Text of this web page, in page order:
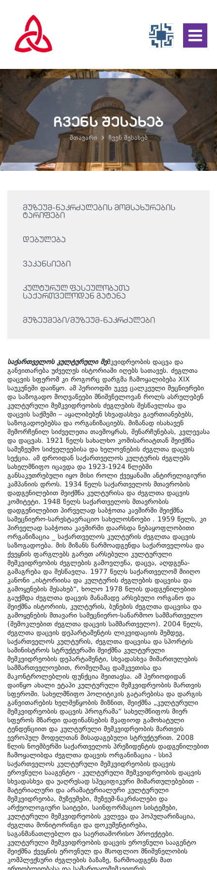
ჩვენს შესახებ
მთავარი ჩვენ შესახებ
მუზეუმ-ნაკრძალების მომსახურების
ტარიფები
დებულება
ვაკანსიები
კულტურულ ფასეულობათა
საქართველოდან გატანა
მუზეუმები/მუზეუმ-ნაკრძალები
საქართველოს კულტურული მემკვიდრეობის დაცვა და
განვითარება უძველეს ისტორიაში იღებს სათავეს. ძეგლთა
დაცვის სფერომ კი როგორც დარგმა ჩამოყალიბება XIX
საუკუნეში დაიწყო. ამ პერიოდში უკვე ცალკეული მეცნიერები
და საზოგადო მოღვაწეები მნიშვნელოვან როლს ასრულებენ
კულტურული მემკვიდრეობის ძეგლების შესწავლისა და
დაცვის საქმეში – აყალიბებენ სხვადასხვა გაერთიანებებს,
საზოგადოებებსა და ორგანიზაციებს. მიზანად ისახავენ
შემორჩენილ სიძველეთა თავმოყრას, შენარჩუნებას, კვლევასა
და დაცვას. 1921 წელს სახალხო კომისარიატთან შეიქმნა
სამუზეუმო სიძველეებისა და ხელოვნების ძეგლთა დაცვის
სექცია. ამ დროიდან საქართველოს კულტურის ძეგლებს
სახელმწიფო იცავდა და 1923-1924 წლებში
განსაკუთრებული იყო მისი როლი ქვეყანაში ანტირელიგიური
კამპანიის დროს. 1934 წელს საქართველოს მთავრობის
დადგენილებით შეიქმნა კულტურისა და ძეგლთა დაცვის
კომიტეტი. 1948 წელს საქართველოს მთავრობის
დადგენილებით პირველად საბჭოთა კავშირში შეიქმნა
სამეცნიერო-სარესტავრაციო სახელოსნოები . 1959 წელს, კი
პირველად საბჭოთა კავშირში დაარსდა ნებაყოფლობითი
ორგანიზაცია _ საქართველოს კულტურის ძეგლთა დაცვის
საზოგადოება. მის მიზანს წარმოადგენდა საქართველოსა და
ქვეყნის ფარგლებს გარეთ არსებული კულტურული
მემკვიდრეობის ძეგლების გამოვლენა, დაცვა, აღდგენა-
გამაგრება და შესწავლა. 1977 წელს საქართველომ მიიღო
კანონი „ისტორიისა და კულტურის ძეგლების დაცვისა და
გამოყენების შესახებ“, ხოლო 1978 წლის დადგენილებით
გაუქმდა ძეგლთა დაცვის მანამადე არსებული ორგანო და
შეიქმნა ისტორიის, კულტურის, ბუნების ძეგლთა დაცვისა და
გამოყენების მთავარი სამეცნიერო-საწარმოო სამმართველო
(შემოკლებით ძეგლთა დაცვის სამმართველო). 2004 წელს,
ძეგლთა დაცვის დეპარტამენტის ლიკვიდაციის შემდეგ,
საქართველოს კულტურის, ძეგლთა დაცვისა და სპორტის
სამინისტროს სტრუქტურაში შეიქმნა კულტურული
მემკვიდრეობის დეპარტამენტი, სხვადასხვა მიმართულების
სამმართველოებით, რომელმაც დამკვეთისა და
მაკონტროლებლის ფუნქცია შეითავსა. ამ პერიოდიდან
დაიწყო ახალი ეტაპი კულტურული მემკვიდრეობის მართვის
სფეროში. სახელმწიფო პოლიტიკის გატარებისა და დარგის
განვითარების ხელშეწყობის მიზნით, შეიქმნა „კულტურული
მემკვიდრეობის დაცვის პროგრამა“ სახელმწიფოს მიერ
სფეროს მზარდი დაფინანსების მკაფიოდ გამოხატული
ტენდენციით და კულტურული მემკვიდრეობის მართვის
ევროპულ მოდელთან მისადაგებული სტრუქტურით. 2008
წლის ნოემბერში საქართველოს პრეზიდენტის დადგენილებით
ჩამოყალიბდა ძეგლთა დაცვის ორგანიზაცია - სსიპ
საქართველოს კულტურული მემკვიდრეობის დაცვის
ეროვნული სააგენტო - კულტურული მემკვიდრეობის დაცვის
სხვადასხვა და უაღრესად სპეციფიკური მიმართულებებით -
მატერიალური და არამატერიალური კულტურული
მემკვიდრეობა, მუზეუმები, მუზეუმ-ნაკრძალები და
არქეოლოგიური საიტები, საინფორმაციო სისტემები,
კულტურული მემკვიდრეობის კვლევა და პოპულარიზაცია,
ძეგლთა მონიტორინგი და დოკუმენტირება,
საგანმანათლებლო და საერთაშორისო პროექტები.
კულტურული მემკვიდრეობის დაცვის ეროვნული სააგენტო
შეიქმნა ქვეყნის ეროვნულ და მსოფლიო მნიშვნელობის
კომპლექსური ძეგლების ბაზაზე, წარმოადგენს მათ